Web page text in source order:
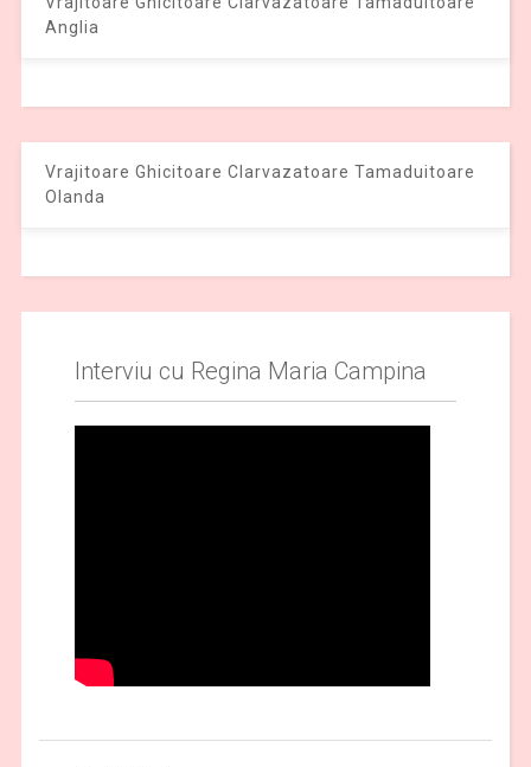
Anglia
Vrajitoare Ghicitoare Clarvazatoare Tamaduitoare
Olanda
Interviu cu Regina Maria Campina